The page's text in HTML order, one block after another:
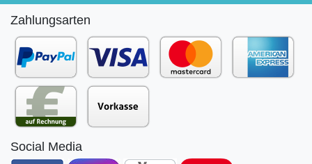
Zahlungsarten
Social Media